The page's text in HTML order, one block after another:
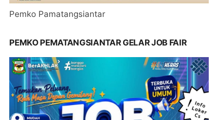
Pemko Pamatangsiantar
PEMKO PEMATANGSIANTAR GELAR JOB FAIR